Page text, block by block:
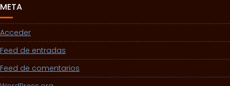
META
Acceder
Feed de entradas
Feed de comentarios